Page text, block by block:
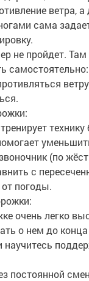
ветра,
сама
не пройдет.
технику
(по
с
погоды.
очень легко
о нем до конца
научитесь
постоянной